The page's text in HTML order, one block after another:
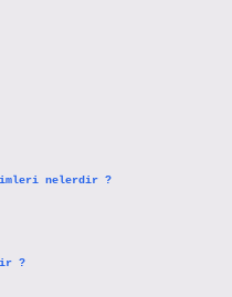
nelerdir ?
?